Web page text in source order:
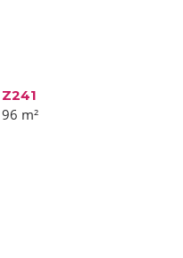
Z241
96 m²